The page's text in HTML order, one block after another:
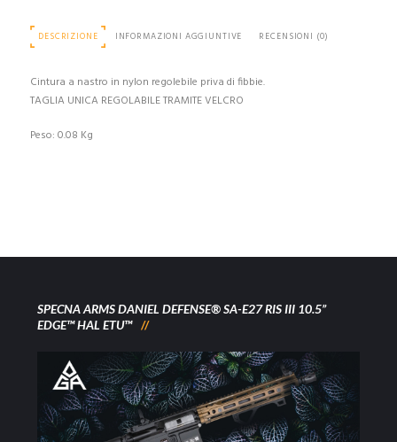
DESCRIZIONE INFORMAZIONI AGGIUNTIVE RECENSIONI (0)
Cintura a nastro in nylon regolebile priva di fibbie.
TAGLIA UNICA REGOLABILE TRAMITE VELCRO
Peso: 0.08 Kg
SPECNA ARMS DANIEL DEFENSE® SA-E27 RIS III 10.5”
EDGE™ HAL ETU™